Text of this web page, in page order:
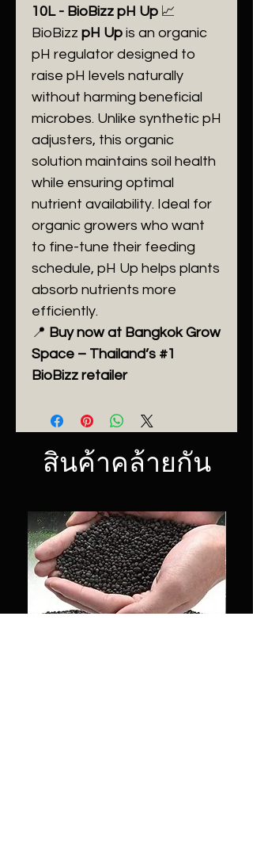
10L - BioBizz pH Up 📈
BioBizz pH Up is an organic
pH regulator designed to
raise pH levels naturally
without harming beneficial
microbes. Unlike synthetic pH
adjusters, this organic
solution maintains soil health
while ensuring optimal
nutrient availability. Ideal for
organic growers who want
to fine-tune their feeding
schedule, pH Up helps plants
absorb nutrients more
efficiently.
📍 Buy now at Bangkok Grow
Space – Thailand’s #1
BioBizz retailer
สินค้าคล้ายกัน